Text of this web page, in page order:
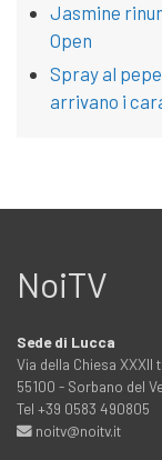
Jasmine
Open
Spray al
arrivano i
NoiTV
Sede di Lucca
Via della Chiesa XXXII
55100 - Sorbano del
Tel +39 0583 490805
noitv@noitv.it